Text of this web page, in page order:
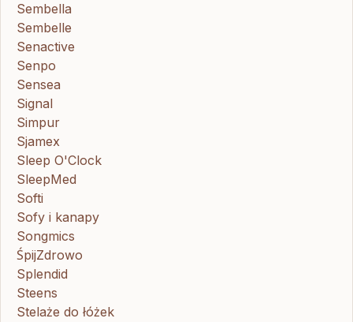
Sembella
Sembelle
Senactive
Senpo
Sensea
Signal
Simpur
Sjamex
Sleep O'Clock
SleepMed
Softi
Sofy i kanapy
Songmics
ŚpijZdrowo
Splendid
Steens
Stelaże do łóżek